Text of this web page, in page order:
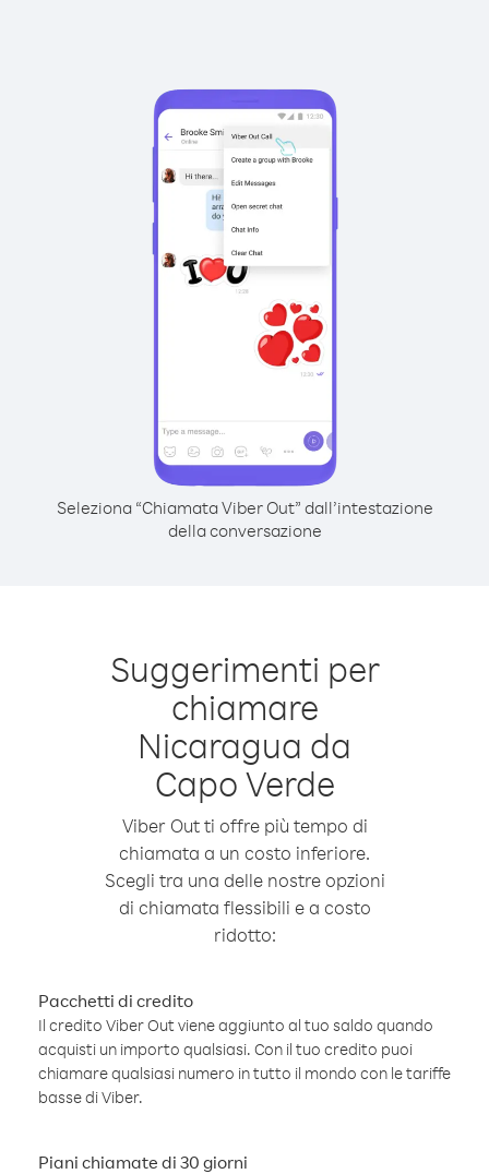
Seleziona “Chiamata Viber Out” dall’intestazione
della conversazione
Suggerimenti per
chiamare
Nicaragua da
Capo Verde
Viber Out ti offre più tempo di
chiamata a un costo inferiore.
Scegli tra una delle nostre opzioni
di chiamata flessibili e a costo
ridotto:
Pacchetti di credito
Il credito Viber Out viene aggiunto al tuo saldo quando
acquisti un importo qualsiasi. Con il tuo credito puoi
chiamare qualsiasi numero in tutto il mondo con le tariffe
basse di Viber.
Piani chiamate di 30 giorni